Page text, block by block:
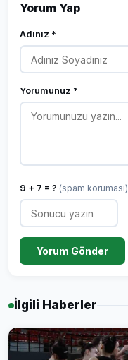
Yorum Yap
Adınız *
Yorumunuz *
9 + 7 = ? (spam koruması)
Yorum Gönder
İlgili Haberler